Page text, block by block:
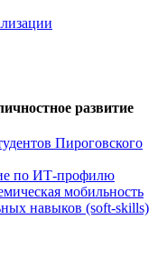
развитие
Пироговского
по ИТ-профилю
мобильность
навыков (soft-skills)